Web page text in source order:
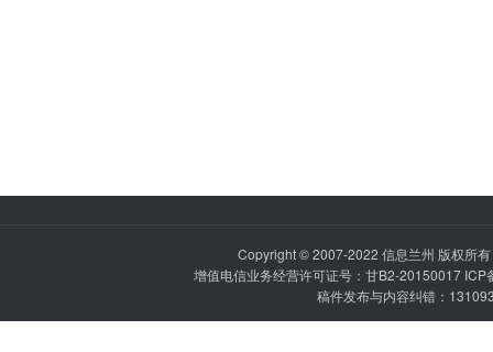
Copyright © 2007-2022 信息兰州 版权所
增值电信业务经营许可证号：甘B2-20150017 ICP
稿件发布与内容纠错：